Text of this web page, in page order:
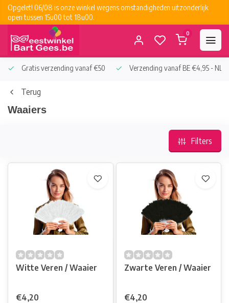
Opgelet! 06/08 is onze winkel wegens omstandigheden uitzonderlijk
open tussen 15u00 tot 18u00.
0
Gratis verzending vanaf €50 Verzending vanaf BE €4,95 - NL
Terug
Waaiers
Filters
Witte Veren / Waaier
€4,20
Zwarte Veren / Waaier
€4,20